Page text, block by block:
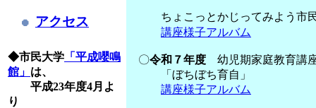
アクセス
◆市民大学 「平成嚶鳴
館」 は、
平成23年度4月よ
り
ちょこっとかじってみよう市民
講座様子アルバム
〇令和７年度 幼児期家庭教育講
「ぼちぼち育自」
講座様子アルバム